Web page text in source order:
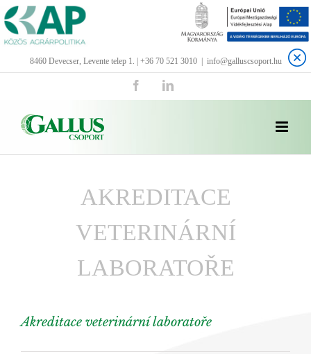
Kihagyás
8460 Devecser, Levente telep 1. | +36 70 521 3010 info@galluscsoport.hu
FacebookLinkedIn
AKREDITACE
VETERINÁRNÍ
LABORATOŘE
Akreditace veterinární laboratoře